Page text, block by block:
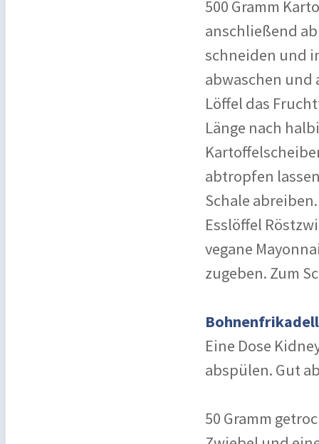
500 Gramm
anschließend
schneiden und
abwaschen und
Löffel das
Länge nach
abtropfen
Schale
Esslöffel
vegane
zugeben. Zum
Eine Dose
abspülen. Gut
50 Gramm